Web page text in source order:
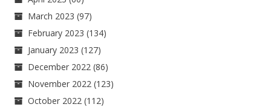
March 2023 (97)
February 2023 (134)
January 2023 (127)
December 2022 (86)
November 2022 (123)
October 2022 (112)